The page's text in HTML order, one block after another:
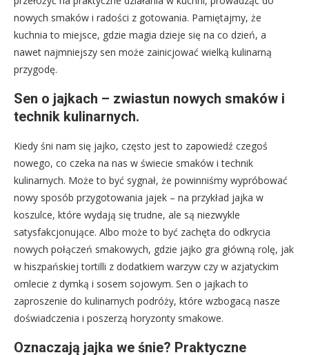
nowych smaków i radości z gotowania. Pamiętajmy, że
kuchnia to miejsce, gdzie magia dzieje się na co dzień, a
nawet najmniejszy sen może zainicjować wielką kulinarną
przygodę.
Sen o jajkach – zwiastun nowych smaków i
technik kulinarnych.
Kiedy śni nam się jajko, często jest to zapowiedź czegoś
nowego, co czeka na nas w świecie smaków i technik
kulinarnych. Może to być sygnał, że powinniśmy wypróbować
nowy sposób przygotowania jajek – na przykład jajka w
koszulce, które wydają się trudne, ale są niezwykle
satysfakcjonujące. Albo może to być zachęta do odkrycia
nowych połączeń smakowych, gdzie jajko gra główną rolę, jak
w hiszpańskiej tortilli z dodatkiem warzyw czy w azjatyckim
omlecie z dymką i sosem sojowym. Sen o jajkach to
zaproszenie do kulinarnych podróży, które wzbogacą nasze
doświadczenia i poszerzą horyzonty smakowe.
Oznaczają jajka we śnie? Praktyczne